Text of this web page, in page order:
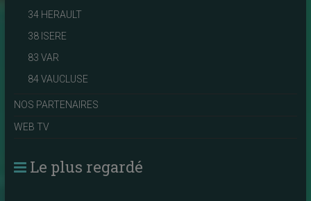
34 HERAULT
38 ISERE
83 VAR
84 VAUCLUSE
NOS PARTENAIRES
WEB TV
Le plus regardé